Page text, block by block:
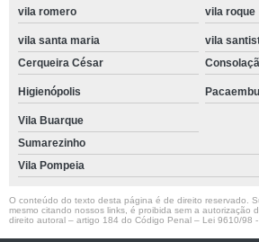
vila romero vila roque
vila santa maria
vila
Cerqueira César
Higienópolis Pacaembu
Vila Buarque
Sumarezinho
Vila Pompeia
O conteúdo do texto desta página é de direito reservado.
mesmo citando nossos links, é proibida sem a autorização
direito autoral – artigo 184 do Código Penal – Lei 9610/98